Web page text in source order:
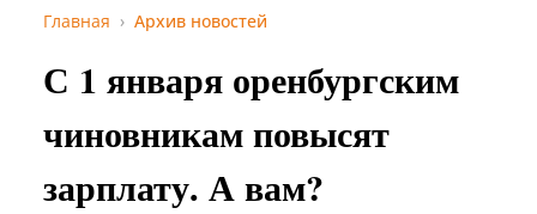
Главная Архив новостей
С 1 января оренбургским
чиновникам повысят
зарплату. А вам?